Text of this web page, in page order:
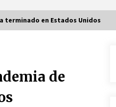
atrás
por
terminado en Estados Unidos
de